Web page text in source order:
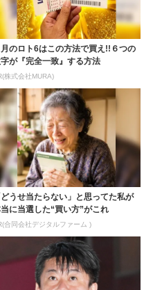
月のロト6はこの方法で買え!!６つの
が『完全一致』する方法
株式会社MURA)
どうせ当たらない」と思ってた私が
に当選した“買い方”がこれ
合同会社デジタルファーム )